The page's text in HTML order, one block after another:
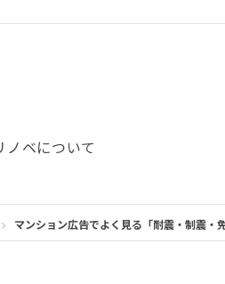
東急東横線
田線 #不労所得
ノベについて
マンション広告でよく見る「耐震・制震